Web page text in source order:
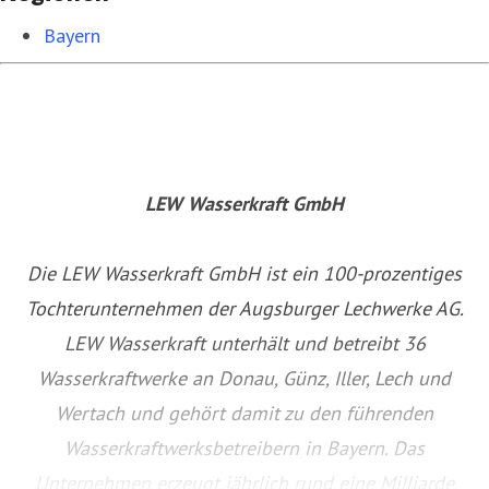
Bayern
LEW Wasserkraft GmbH
Die LEW Wasserkraft GmbH ist ein 100-prozentiges
Tochterunternehmen der Augsburger Lechwerke AG.
LEW Wasserkraft unterhält und betreibt 36
Wasserkraftwerke an Donau, Günz, Iller, Lech und
Wertach und gehört damit zu den führenden
Wasserkraftwerksbetreibern in Bayern. Das
Unternehmen erzeugt jährlich rund eine Milliarde